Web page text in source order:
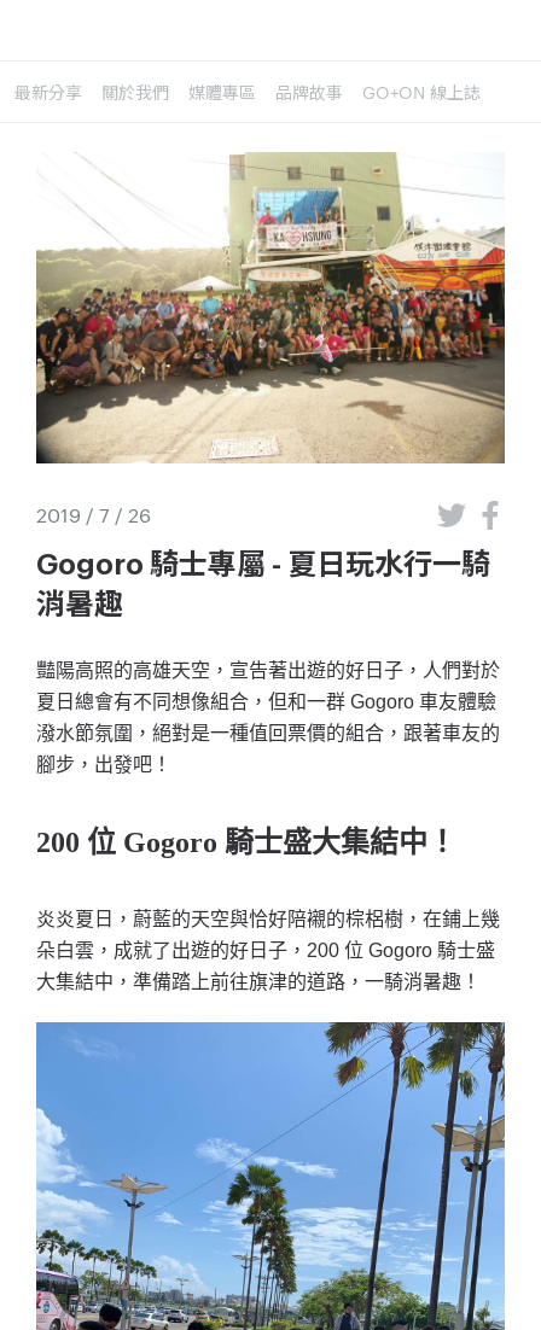
最新分享 關於我們 媒體專區 品牌故事 GO+ON 線上誌
2019 / 7 / 26
Gogoro 騎士專屬 - 夏日玩水行一騎
消暑趣
豔陽高照的高雄天空，宣告著出遊的好日子，人們對於
夏日總會有不同想像組合，但和一群 Gogoro 車友體驗
潑水節氛圍，絕對是一種值回票價的組合，跟著車友的
腳步，出發吧！
200 位 Gogoro 騎士盛大集結中！
炎炎夏日，蔚藍的天空與恰好陪襯的棕梠樹，在鋪上幾
朵白雲，成就了出遊的好日子，200 位 Gogoro 騎士盛
大集結中，準備踏上前往旗津的道路，一騎消暑趣！